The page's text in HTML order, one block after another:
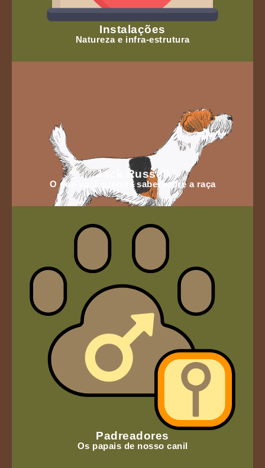
Instalações
Natureza e infra-estrutura
Jack Russell
O que você precisa sabersobre a raça
Padreadores
Os papais de nosso canil